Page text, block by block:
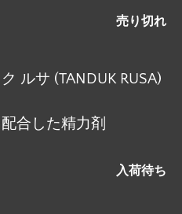
売り切れ
ルサ (TANDUK RUSA)
合した精力剤
入荷待ち